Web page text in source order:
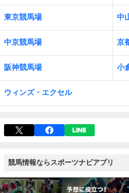
東京競馬場 中
中京競馬場 京
阪神競馬場 小
ウィンズ・エクセル
競馬情報ならスポーツナビアプリ